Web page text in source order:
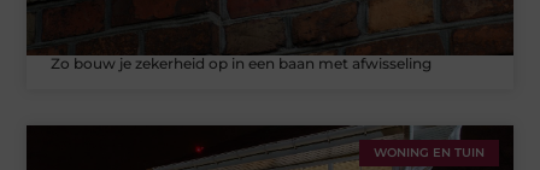
Zo bouw je zekerheid op in een baan met afwisseling
WONING EN TUIN